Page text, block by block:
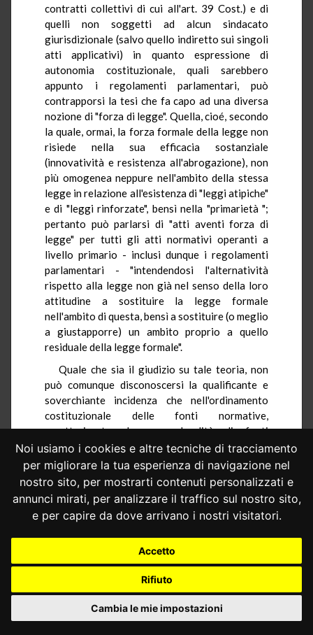
Noi usiamo i cookies e altre tecniche di tracciamento
per migliorare la tua esperienza di navigazione nel
nostro sito, per mostrarti contenuti personalizzati e
annunci mirati, per analizzare il traffico sul nostro sito,
e per capire da dove arrivano i nostri visitatori.
Accetto
Rifiuto
Cambia le mie impostazioni
contratti collettivi di cui all'art. 39 Cost.) e di
quelli non soggetti ad alcun sindacato
giurisdizionale (salvo quello indiretto sui singoli
atti applicativi) in quanto espressione di
autonomia costituzionale, quali sarebbero
appunto i regolamenti parlamentari, può
contrapporsi la tesi che fa capo ad una diversa
nozione di "forza di legge". Quella, cioé, secondo
la quale, ormai, la forza formale della legge non
risiede nella sua efficacia sostanziale
(innovatività e resistenza all'abrogazione), non
più omogenea neppure nell'ambito della stessa
legge in relazione all'esistenza di "leggi atipiche"
e di "leggi rinforzate", bensì nella "primarietà ";
pertanto può parlarsi di "atti aventi forza di
legge" per tutti gli atti normativi operanti a
livello primario - inclusi dunque i regolamenti
parlamentari - "intendendosi l'alternatività
rispetto alla legge non già nel senso della loro
attitudine a sostituire la legge formale
nell'ambito di questa, bensì a sostituire (o meglio
a giustapporre) un ambito proprio a quello
residuale della legge formale".
Quale che sia il giudizio su tale teoria, non
può comunque disconoscersi la qualificante e
soverchiante incidenza che nell'ordinamento
costituzionale delle fonti normative,
caratterizzato da una pluralità di fonti
pariordinate, spiega il criterio della competenza,
ad assicurare il rispetto del quale, inteso come
criterio ordinatore della produzione normativa
primaria é (anche) preordinato il sindacato sulla
legittimità costituzionale. E ciò sembra
sufficiente per ritenere soggetto a tale
sindacato il regolamento parlamentare, che ha
un ambito normativo primario e riservato ex
artt. 64 e 72 Cost., tanto più che é
perfettamente configurabile sia una riserva a
della legge, la violazione delle quali ad opera di